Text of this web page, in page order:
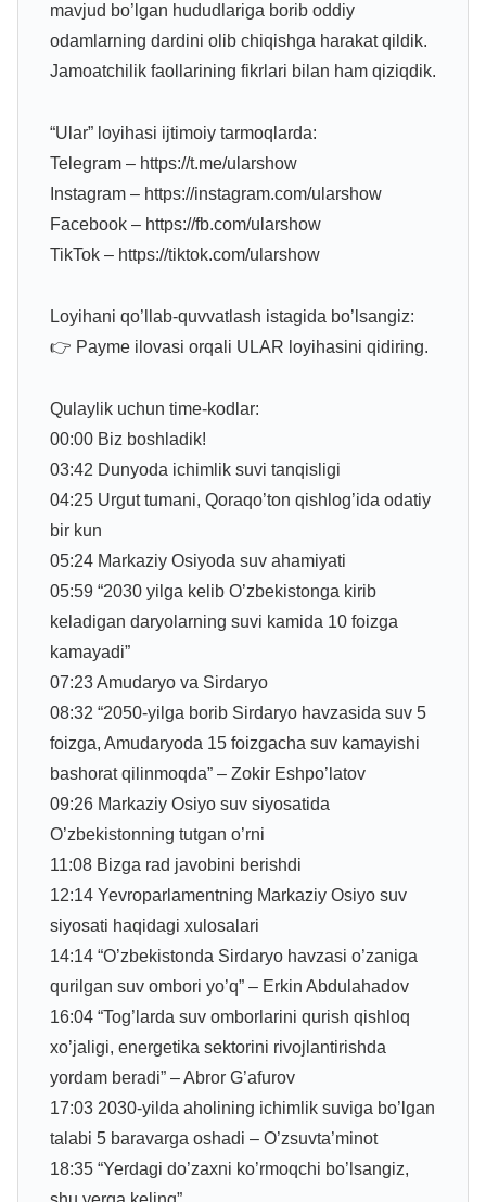
mavjud bo’lgan hududlariga borib oddiy
odamlarning dardini olib chiqishga harakat qildik.
Jamoatchilik faollarining fikrlari bilan ham qiziqdik.
“Ular” loyihasi ijtimoiy tarmoqlarda:
Telegram – https://t.me/ularshow
Instagram – https://instagram.com/ularshow
Facebook – https://fb.com/ularshow
TikTok – https://tiktok.com/ularshow
Loyihani qo’llab-quvvatlash istagida bo’lsangiz:
👉 Payme ilovasi orqali ULAR loyihasini qidiring.
Qulaylik uchun time-kodlar:
00:00 Biz boshladik!
03:42 Dunyoda ichimlik suvi tanqisligi
04:25 Urgut tumani, Qoraqo’ton qishlog’ida odatiy
bir kun
05:24 Markaziy Osiyoda suv ahamiyati
05:59 “2030 yilga kelib O’zbekistonga kirib
keladigan daryolarning suvi kamida 10 foizga
kamayadi”
07:23 Amudaryo va Sirdaryo
08:32 “2050-yilga borib Sirdaryo havzasida suv 5
foizga, Amudaryoda 15 foizgacha suv kamayishi
bashorat qilinmoqda” – Zokir Eshpo’latov
09:26 Markaziy Osiyo suv siyosatida
O’zbekistonning tutgan o’rni
11:08 Bizga rad javobini berishdi
12:14 Yevroparlamentning Markaziy Osiyo suv
siyosati haqidagi xulosalari
14:14 “O’zbekistonda Sirdaryo havzasi o’zaniga
qurilgan suv ombori yo’q” – Erkin Abdulahadov
16:04 “Tog’larda suv omborlarini qurish qishloq
xo’jaligi, energetika sektorini rivojlantirishda
yordam beradi” – Abror G’afurov
17:03 2030-yilda aholining ichimlik suviga bo’lgan
talabi 5 baravarga oshadi – O’zsuvta’minot
18:35 “Yerdagi do’zaxni ko’rmoqchi bo’lsangiz,